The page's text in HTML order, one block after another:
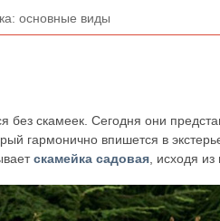
основные виды
без скамеек. Сегодня они
гармонично впишется в
скамейка садовая , исходя